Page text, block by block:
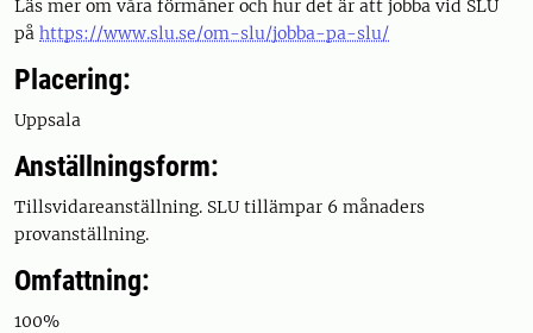
Läs mer om våra förmåner och hur det är att jobba vid SLU
på https://www.slu.se/om-slu/jobba-pa-slu/
Placering:
Uppsala
Anställningsform:
Tillsvidareanställning. SLU tillämpar 6 månaders
provanställning.
Omfattning:
100%